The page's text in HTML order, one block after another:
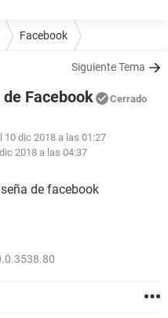
Facebook
Siguiente Tema
Facebook Cerrado
10 dic 2018 a las 01:27
2018 a las 04:37
de facebook